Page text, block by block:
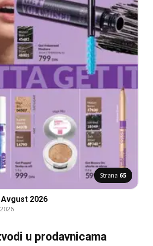
Strana 65
2026
u prodavnicama